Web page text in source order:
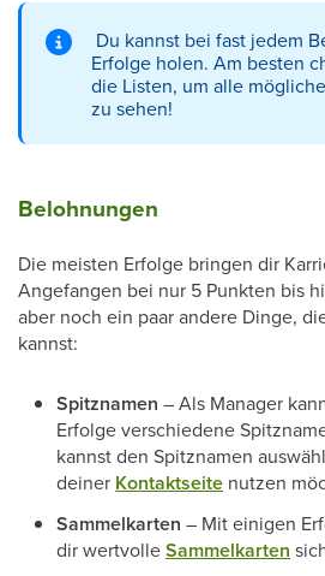
Du kannst bei fast jedem
Erfolge holen. Am besten
die Listen, um alle
zu sehen!
Belohnungen
Die meisten Erfolge bringen dir
Angefangen bei nur 5 Punkten bis
aber noch ein paar andere Dinge,
kannst:
Spitznamen – Als Manager
Erfolge verschiedene
kannst den Spitznamen
deiner Kontaktseite nutzen
Sammelkarten – Mit einigen
dir wertvolleSammelkarten